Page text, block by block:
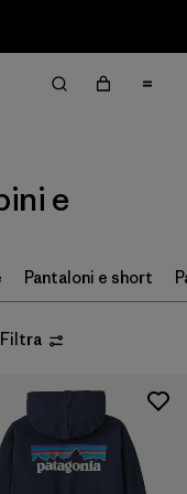
e
Pantaloni e short
Filtra